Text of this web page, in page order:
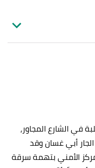
في الشارع المجاور،
أبي غسان وقد
الأمني بتهمة سرقة